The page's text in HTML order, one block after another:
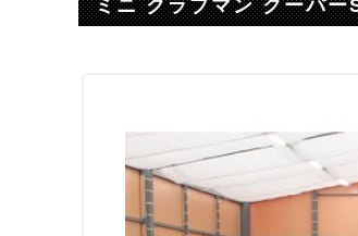
ミニ クラブマン クーパ